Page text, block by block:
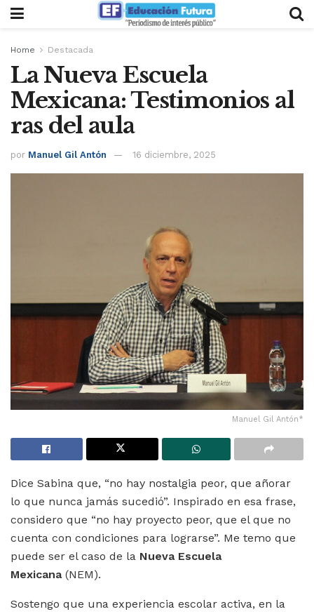
Home Destacada
La Nueva Escuela
Mexicana: Testimonios al
ras del aula
por Manuel Gil Antón 16 diciembre, 2025
Manuel Gil Antón*
Dice Sabina que, “no hay nostalgia peor, que añorar
lo que nunca jamás sucedió”. Inspirado en esa frase,
considero que “no hay proyecto peor, que el que no
cuenta con condiciones para lograrse”. Me temo que
puede ser el caso de la Nueva Escuela
Mexicana(NEM).
Sostengo que una experiencia escolar activa, en la